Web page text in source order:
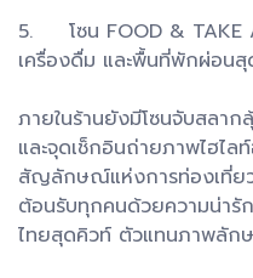
5. โซน FOOD & TAKE
เครื่องดื่ม และพื้นที่พักผ่อน
ภายในร้านยังมีโซนจับสลา
และจุดเช็กอินถ่ายภาพไฮไ
สัญลักษณ์แห่งการท่องเที่ย
ต้อนรับทุกคนด้วยความน่ารั
ไทยสุดคิวท์ ตัวแทนภาพลั